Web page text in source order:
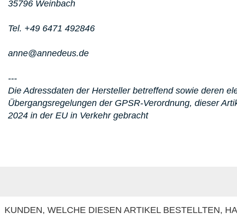
35796 Weinbach
Tel. +49 6471 492846
anne@annedeus.de
---
Die Adressdaten der Hersteller betreffend sowie deren
Übergangsregelungen der GPSR-Verordnung, dieser
2024 in der EU in Verkehr gebracht
KUNDEN, WELCHE DIESEN ARTIKEL BESTELLTEN,